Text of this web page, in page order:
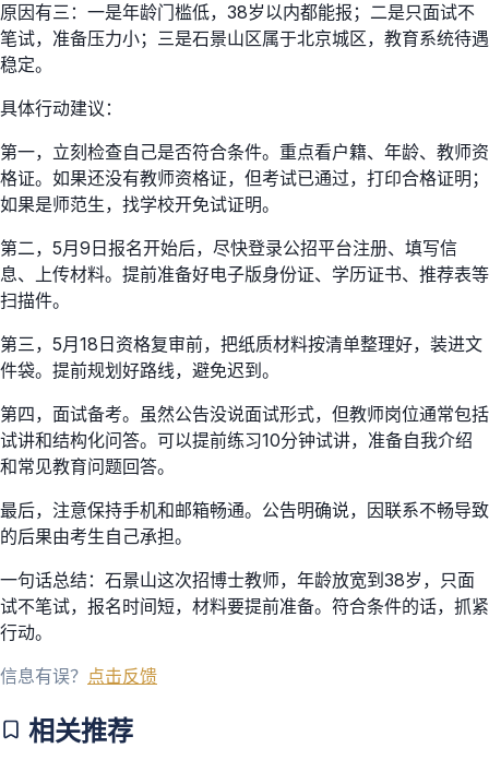
原因有三：一是年龄门槛低，38岁以内都能报；二是只面试不
笔试，准备压力小；三是石景山区属于北京城区，教育系统待遇
稳定。
具体行动建议：
第一，立刻检查自己是否符合条件。重点看户籍、年龄、教师资
格证。如果还没有教师资格证，但考试已通过，打印合格证明；
如果是师范生，找学校开免试证明。
第二，5月9日报名开始后，尽快登录公招平台注册、填写信
息、上传材料。提前准备好电子版身份证、学历证书、推荐表等
扫描件。
第三，5月18日资格复审前，把纸质材料按清单整理好，装进文
件袋。提前规划好路线，避免迟到。
第四，面试备考。虽然公告没说面试形式，但教师岗位通常包括
试讲和结构化问答。可以提前练习10分钟试讲，准备自我介绍
和常见教育问题回答。
最后，注意保持手机和邮箱畅通。公告明确说，因联系不畅导致
的后果由考生自己承担。
一句话总结：石景山这次招博士教师，年龄放宽到38岁，只面
试不笔试，报名时间短，材料要提前准备。符合条件的话，抓紧
行动。
信息有误？ 点击反馈
相关推荐